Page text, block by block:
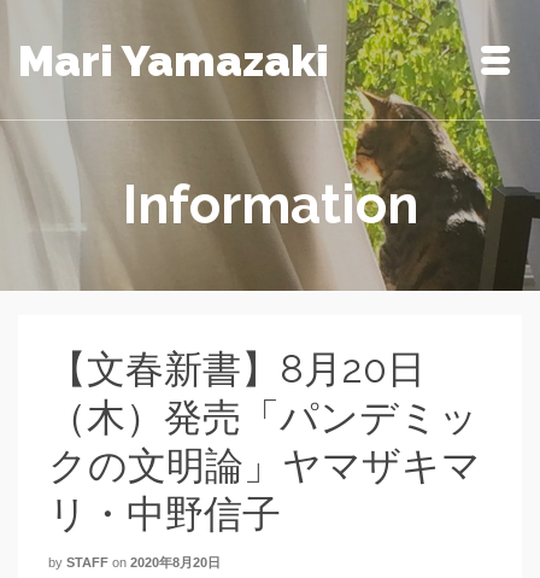
Mari Yamazaki
Information
【文春新書】8月20日
（木）発売「パンデミッ
クの文明論」ヤマザキマ
リ・中野信子
by STAFF on 2020年8月20日